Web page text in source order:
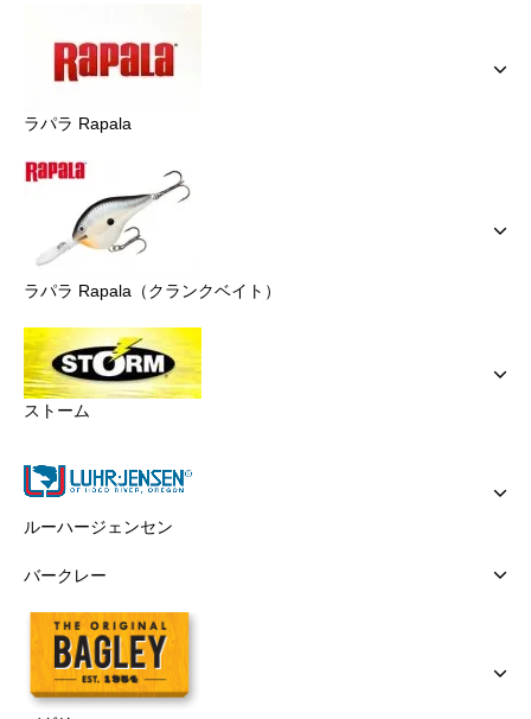
ラパラ Rapala
ラパラ Rapala（クランクベイト）
ストーム
ルーハージェンセン
バークレー